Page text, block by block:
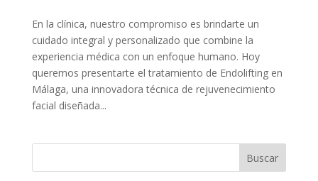
En la clínica, nuestro compromiso es brindarte un
cuidado integral y personalizado que combine la
experiencia médica con un enfoque humano. Hoy
queremos presentarte el tratamiento de Endolifting en
Málaga, una innovadora técnica de rejuvenecimiento
facial diseñada...